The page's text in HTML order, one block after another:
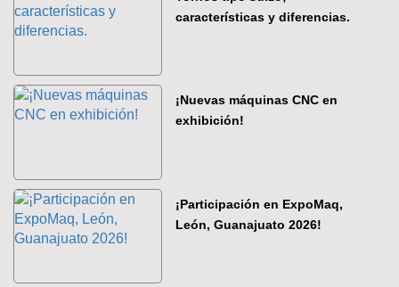
características y diferencias.
¡Nuevas máquinas CNC en
exhibición!
¡Participación en ExpoMaq,
León, Guanajuato 2026!